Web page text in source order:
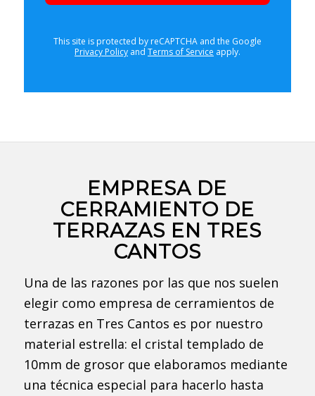
This site is protected by reCAPTCHA and the Google
Privacy Policyand Terms of Service apply.
EMPRESA DE
CERRAMIENTO DE
TERRAZAS EN TRES
CANTOS
Una de las razones por las que nos suelen
elegir como empresa de cerramientos de
terrazas en Tres Cantos es por nuestro
material estrella: el cristal templado de
10mm de grosor que elaboramos mediante
una técnica especial para hacerlo hasta